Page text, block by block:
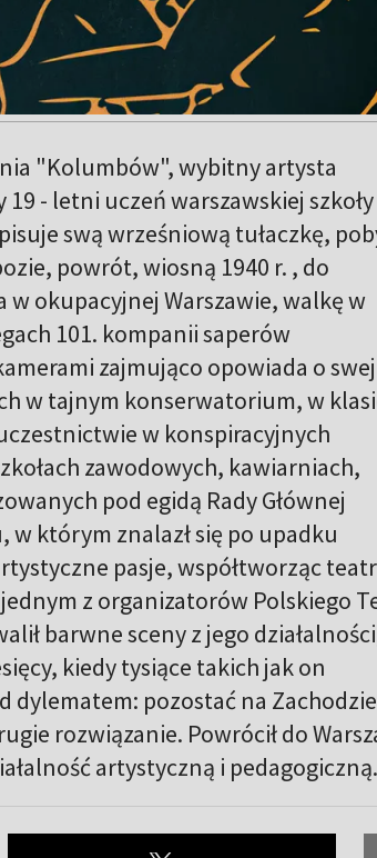
"Kolumbów", wybitny artysta
- letni uczeń warszawskiej
swą wrześniową tułaczkę,
powrót, wiosną 1940 r. , do
okupacyjnej Warszawie, walkę w
101. kompanii saperów
zajmująco opowiada o swej
w tajnym konserwatorium, w
w konspiracyjnych
zawodowych, kawiarniach,
pod egidą Rady Głównej
w którym znalazł się po upadku
pasje, współtworząc teatr
z organizatorów Polskiego
barwne sceny z jego
kiedy tysiące takich jak on
dylematem: pozostać na
rozwiązanie. Powrócił do
artystyczną i pedagogiczną.